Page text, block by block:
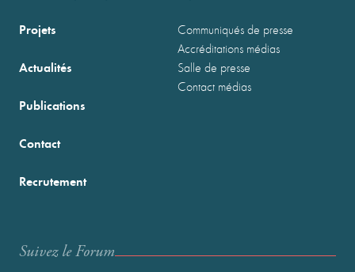
Projets
Actualités
Publications
Communiqués de presse
Accréditations médias
Salle de presse
Contact médias
Contact
Recrutement
Suivez le Forum